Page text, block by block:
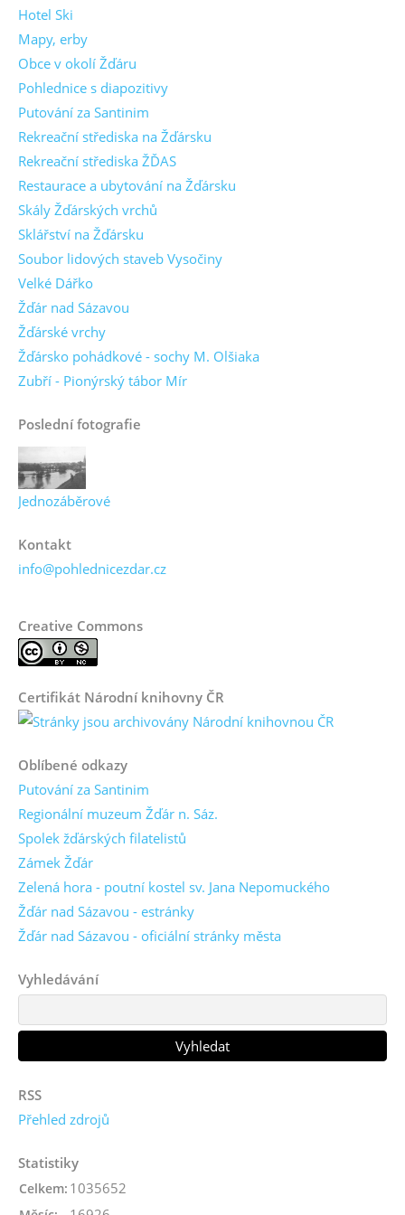
Hotel Ski
Mapy, erby
Obce v okolí Žďáru
Pohlednice s diapozitivy
Putování za Santinim
Rekreační střediska na Žďársku
Rekreační střediska ŽĎAS
Restaurace a ubytování na Žďársku
Skály Žďárských vrchů
Sklářství na Žďársku
Soubor lidových staveb Vysočiny
Velké Dářko
Žďár nad Sázavou
Žďárské vrchy
Žďársko pohádkové - sochy M. Olšiaka
Zubří - Pionýrský tábor Mír
Poslední fotografie
Jednozáběrové
Kontakt
info@pohlednicezdar.cz
Creative Commons
Certifikát Národní knihovny ČR
Oblíbené odkazy
Putování za Santinim
Regionální muzeum Žďár n. Sáz.
Spolek žďárských filatelistů
Zámek Žďár
Zelená hora - poutní kostel sv. Jana Nepomuckého
Žďár nad Sázavou - estránky
Žďár nad Sázavou - oficiální stránky města
Vyhledávání
RSS
Přehled zdrojů
Statistiky
Celkem: 1035652